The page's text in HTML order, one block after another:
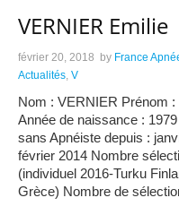
VERNIER Emilie
février 20, 2018 by France
Actualités, V
Nom : VERNIER Prénom
Année de naissance :
sans Apnéiste depuis :
février 2014 Nombre
(individuel 2016-Turku
Grèce) Nombre de